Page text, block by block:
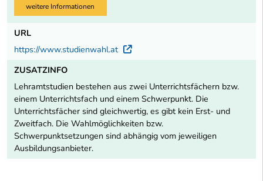
weitere Informationen
URL
https://www.studienwahl.at
Externer Link
ZUSATZINFO
Lehramtstudien bestehen aus zwei Unterrichtsfächern bzw.
einem Unterrichtsfach und einem Schwerpunkt. Die
Unterrichtsfächer sind gleichwertig, es gibt kein Erst- und
Zweitfach. Die Wahlmöglichkeiten bzw.
Schwerpunktsetzungen sind abhängig vom jeweiligen
Ausbildungsanbieter.